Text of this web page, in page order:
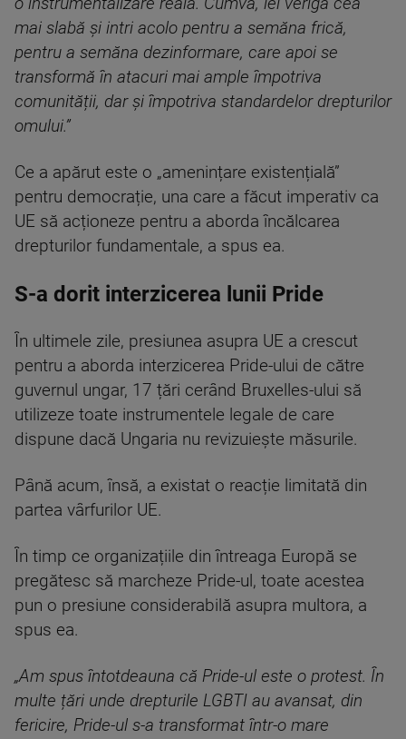
mai slabă și intri acolo pentru a semăna frică,
pentru a semăna dezinformare, care apoi se
transformă în atacuri mai ample împotriva
comunității, dar și împotriva standardelor drepturilor
omului.”
Ce a apărut este o „amenințare existențială”
pentru democrație, una care a făcut imperativ ca
UE să acționeze pentru a aborda încălcarea
drepturilor fundamentale, a spus ea.
S-a dorit interzicerea lunii Pride
În ultimele zile, presiunea asupra UE a crescut
pentru a aborda interzicerea Pride-ului de către
guvernul ungar, 17 țări cerând Bruxelles-ului să
utilizeze toate instrumentele legale de care
dispune dacă Ungaria nu revizuiește măsurile.
Până acum, însă, a existat o reacție limitată din
partea vârfurilor UE.
În timp ce organizațiile din întreaga Europă se
pregătesc să marcheze Pride-ul, toate acestea
pun o presiune considerabilă asupra multora, a
spus ea.
„Am spus întotdeauna că Pride-ul este o protest. În
multe țări unde drepturile LGBTI au avansat, din
fericire, Pride-ul s-a transformat într-o mare